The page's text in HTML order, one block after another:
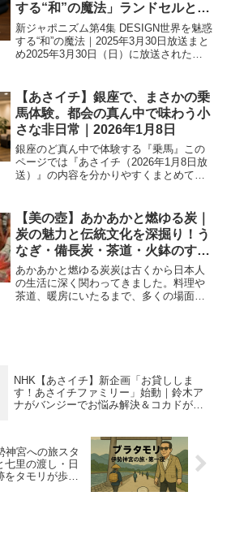
する“和”の魔法」ランドセルと金
継ぎに世界が熱視線｜2025年3月
30日放送
新ジャポニズム第4集 DESIGN世界を魅惑
する“和”の魔法｜2025年3月30日放送まと
め2025年3月30日（日）に放送された
は、日本のデザインがなぜ世...
【あさイチ】銀座で、まさかの乗
馬体験。都会の真ん中で味わう小
さな非日常｜2026年1月8日
銀座のど真ん中で体験する『乗馬』この
ページでは『あさイチ（2026年1月8日放
送）』の内容を分かりやすくまとめてい
都会の中心で体験できる意外性が最大の
魅力です。銀座...
【美の壺】あかあかと燃ゆる炭｜
炭の魅力と伝統文化を深掘り！う
なぎ・備長炭・茶道・火鉢のすべ
て【2025年3月10日放送】
あかあかと燃ゆる炭炭は古くから日本人
の生活に深く関わってきました。料理や
茶道、暖房にいたるまで、多くの場面で
NHK【あさイチ】新企画「お貸ししま
す！あさイチファミリー」始動｜鈴木ア
ナがバンジーでお悩み解決＆コカドが形
神宮への旅スタ
七里の渡し・日
をタモリが歩く